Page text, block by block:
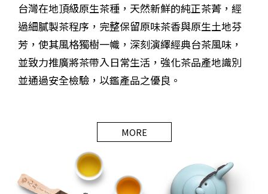
台灣在地頂級原生茶種，天然新鮮的純正茶菁，經
過細膩製茶程序，完整保留原味茶香與原生土地芬
芳，使其風格獨樹一幟，深刻演繹經典台茶風味，
並致力推廣將茶帶入日常生活，強化茶品產地識別
並通過安全檢驗，以鑑產品之優良。
MORE